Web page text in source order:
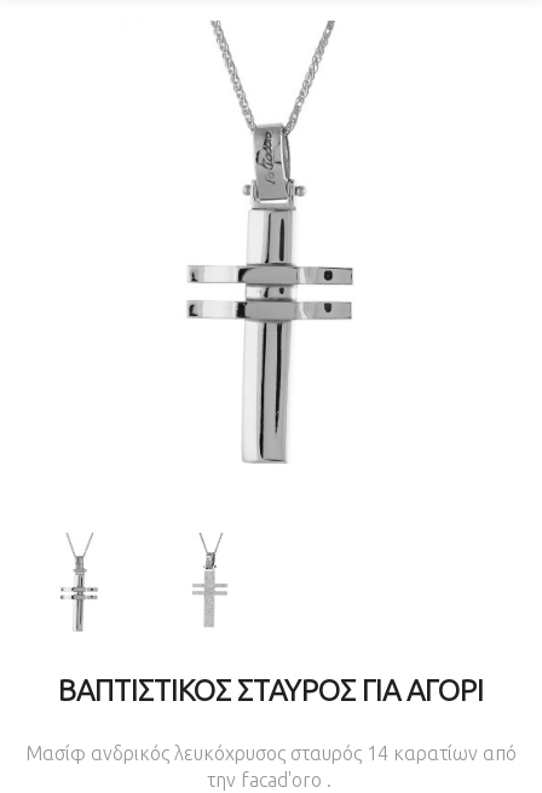
ΒΑΠΤΙΣΤΙΚΌΣ ΣΤΑΥΡΌΣ ΓΙΑ ΑΓΌΡΙ
Μασίφ ανδρικός λευκόχρυσος σταυρός 14 καρατίων από
την facad'oro .